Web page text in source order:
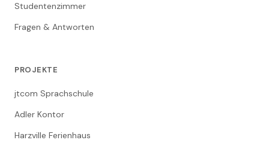
Studentenzimmer
Fragen & Antworten
PROJEKTE
jtcom Sprachschule
Adler Kontor
Harzville Ferienhaus